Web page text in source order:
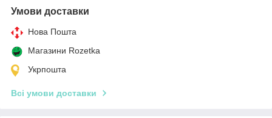
Умови доставки
Нова Пошта
Магазини Rozetka
Укрпошта
Всі умови доставки